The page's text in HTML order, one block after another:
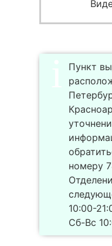
Пункт
номеру
10:00-
Сб-Вс